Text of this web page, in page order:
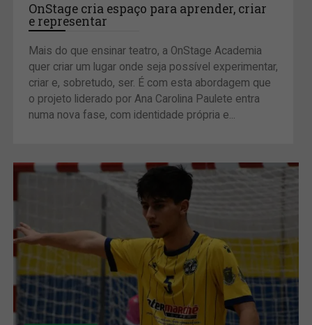
OnStage cria espaço para aprender, criar
e representar
Mais do que ensinar teatro, a OnStage Academia
quer criar um lugar onde seja possível experimentar,
criar e, sobretudo, ser. É com esta abordagem que
o projeto liderado por Ana Carolina Paulete entra
numa nova fase, com identidade própria e...